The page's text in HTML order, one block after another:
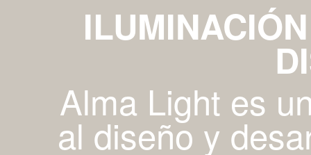
Alma Light es
al diseño y